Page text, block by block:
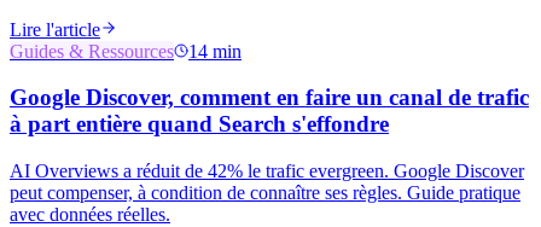
Lire l'article
Guides & Ressources
14 min
Google Discover, comment en faire un canal de trafic
à part entière quand Search s'effondre
AI Overviews a réduit de 42% le trafic evergreen. Google Discover
peut compenser, à condition de connaître ses règles. Guide pratique
avec données réelles.